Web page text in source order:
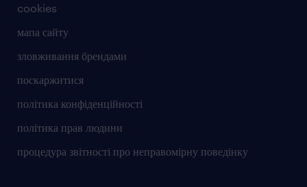
cookies
мапа сайту
зловживання брендами
поскаржитися
політика конфіденційності
політика прав людини
процедура звітності про неправомірну поведінку